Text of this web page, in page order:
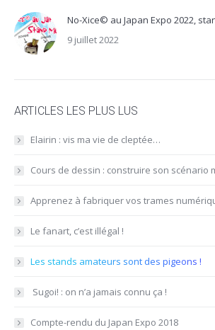
No-Xice© au Japan Expo 2022,
9 juillet 2022
ARTICLES LES PLUS LUS
Elairin : vis ma vie de cleptée…
Cours de dessin : construire son scénario
Apprenez à fabriquer vos trames
Le fanart, c’est illégal !
Les stands amateurs sont des pigeons !
​ Sugoi! : on n’a jamais connu ça !
Compte-rendu du Japan Expo 2018